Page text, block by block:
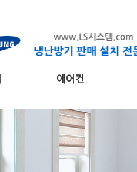
에어컨